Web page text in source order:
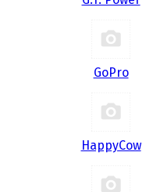
GoPro
HappyCow